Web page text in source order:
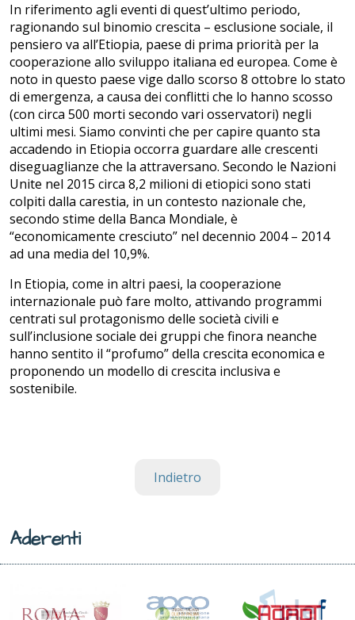
In riferimento agli eventi di quest’ultimo periodo,
ragionando sul binomio crescita – esclusione sociale, il
pensiero va all’Etiopia, paese di prima priorità per la
cooperazione allo sviluppo italiana ed europea. Come è
noto in questo paese vige dallo scorso 8 ottobre lo stato
di emergenza, a causa dei conflitti che lo hanno scosso
(con circa 500 morti secondo vari osservatori) negli
ultimi mesi. Siamo convinti che per capire quanto sta
accadendo in Etiopia occorra guardare alle crescenti
diseguaglianze che la attraversano. Secondo le Nazioni
Unite nel 2015 circa 8,2 milioni di etiopici sono stati
colpiti dalla carestia, in un contesto nazionale che,
secondo stime della Banca Mondiale, è
“economicamente cresciuto” nel decennio 2004 – 2014
ad una media del 10,9%.
In Etiopia, come in altri paesi, la cooperazione
internazionale può fare molto, attivando programmi
centrati sul protagonismo delle società civili e
sull’inclusione sociale dei gruppi che finora neanche
hanno sentito il “profumo” della crescita economica e
proponendo un modello di crescita inclusiva e
sostenibile.
Indietro
Aderenti